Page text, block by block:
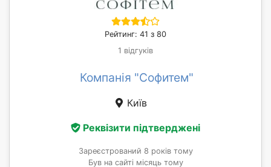
Рейтинг: 41 з 80
1 відгуків
Компанія "Софитем"
Київ
Реквізити підтверджені
Зареєстрований 8 років тому
Був на сайті місяць тому